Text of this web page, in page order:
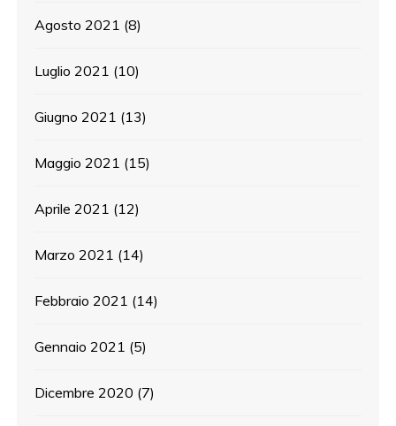
Agosto 2021 (8)
Luglio 2021 (10)
Giugno 2021 (13)
Maggio 2021 (15)
Aprile 2021 (12)
Marzo 2021 (14)
Febbraio 2021 (14)
Gennaio 2021 (5)
Dicembre 2020 (7)